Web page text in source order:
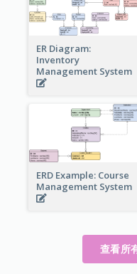
ER Diagram:
Inventory
Management System
ERD Example: Course
Management System
查看所